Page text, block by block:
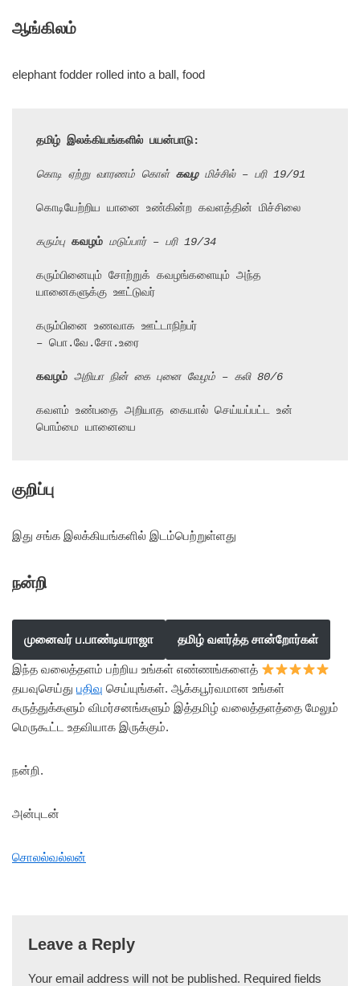
ஆங்கிலம்
elephant fodder rolled into a ball, food
தமிழ் இலக்கியங்களில் பயன்பாடு:
கொடி ஏற்று வாரணம் கொள் கவழ மிச்சில் – பரி 19/91
கொடியேற்றிய யானை உண்கின்ற கவளத்தின் மிச்சிலை
கரும்பு கவழம் மடுப்பார் – பரி 19/34
கரும்பினையும் சோற்றுக் கவழங்களையும் அந்த
யானைகளுக்கு ஊட்டுவர்
கரும்பினை உணவாக ஊட்டாநிற்பர்
– பொ.வே.சோ.உரை
கவழம் அறியா நின் கை புனை வேழம் – கலி 80/6
கவளம் உண்பதை அறியாத கையால் செய்யப்பட்ட உன்
பொம்மை யானையை
குறிப்பு
இது சங்க இலக்கியங்களில் இடம்பெற்றுள்ளது
நன்றி
முனைவர் ப.பாண்டியராஜா தமிழ் வளர்த்த சான்றோர்கள்
இந்த வலைத்தளம் பற்றிய உங்கள் எண்ணங்களைத்
தயவுசெய்து பதிவு செய்யுங்கள். ஆக்கபூர்வமான உங்கள்
கருத்துக்களும் விமர்சனங்களும் இத்தமிழ் வலைத்தளத்தை மேலும்
மெருகூட்ட உதவியாக இருக்கும்.
நன்றி.
அன்புடன்
சொலல்வல்லன்
Leave a Reply
Your email address will not be published. Required fields